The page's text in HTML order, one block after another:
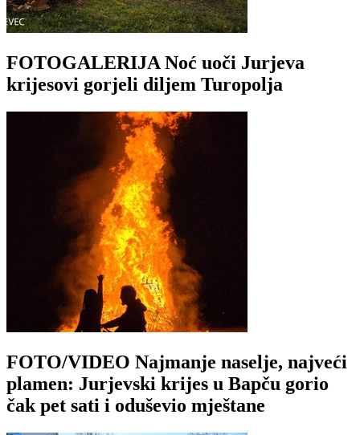
FOTOGALERIJA Noć uoči Jurjeva
krijesovi gorjeli diljem Turopolja
FOTO/VIDEO Najmanje naselje, najveći
plamen: Jurjevski krijes u Bapču gorio
čak pet sati i oduševio mještane